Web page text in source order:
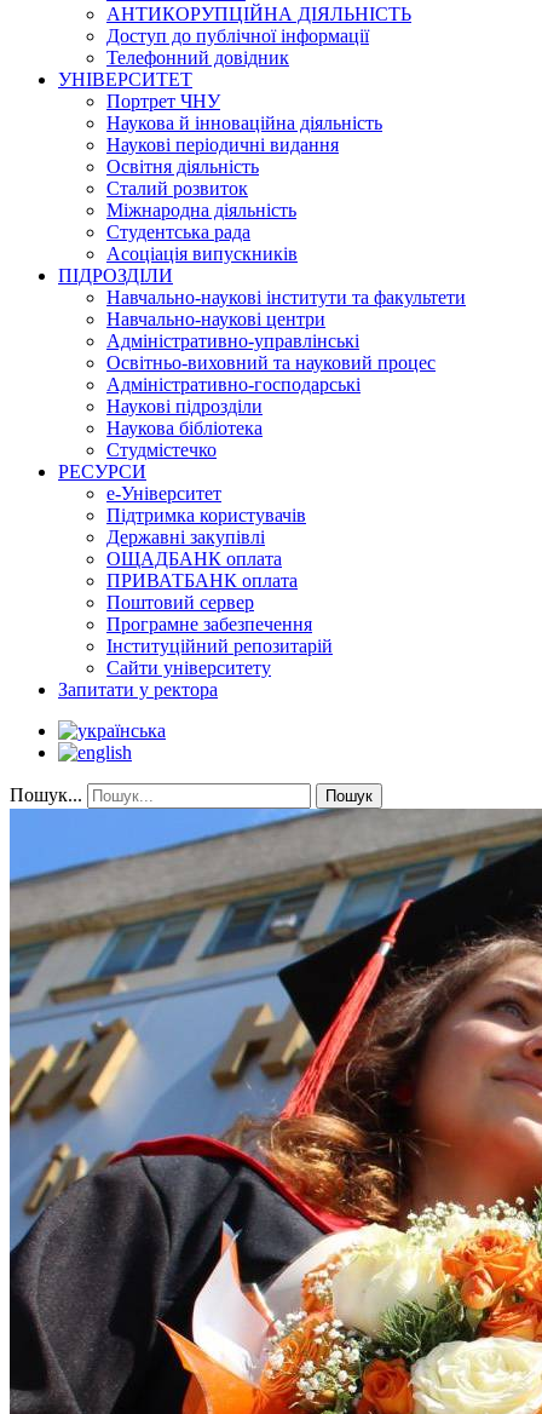
АНТИКОРУПЦІЙНА ДІЯЛЬНІСТЬ
Доступ до публічної інформації
Телефонний довідник
УНІВЕРСИТЕТ
Портрет ЧНУ
Наукова й інноваційна діяльність
Наукові періодичні видання
Освітня діяльність
Сталий розвиток
Міжнародна діяльність
Студентська рада
Асоціація випускників
ПІДРОЗДІЛИ
Навчально-наукові інститути та факультети
Навчально-наукові центри
Адміністративно-управлінські
Освітньо-виховний та науковий процес
Адміністративно-господарські
Наукові підрозділи
Наукова бібліотека
Студмістечко
РЕСУРСИ
е-Університет
Підтримка користувачів
Державні закупівлі
ОЩАДБАНК оплата
ПРИВАТБАНК оплата
Поштовий сервер
Програмне забезпечення
Інституційний репозитарій
Сайти університету
Запитати у ректора
Пошук... Пошук